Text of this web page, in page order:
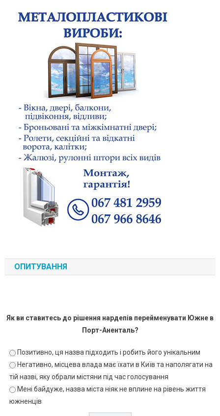
ОПИТУВАННЯ
Як ви ставитесь до рішення нардепів перейменувати Южне в
Порт-Аненталь?
Позитивно, ця назва підходить і робить його унікальним
Негативно, місцева влада має їхати в Київ та наполягати на
тій назві, яку обрали містяни під час голосування
Мені байдуже, назва міста ніяк не вплине на рівень життя
южненців